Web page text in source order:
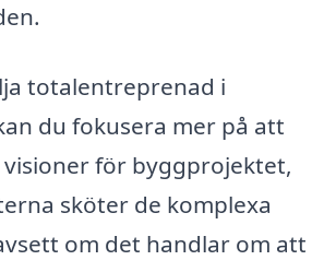
totalentreprenad i
du fokusera mer på att
för byggprojektet,
sköter de komplexa
om det handlar om att